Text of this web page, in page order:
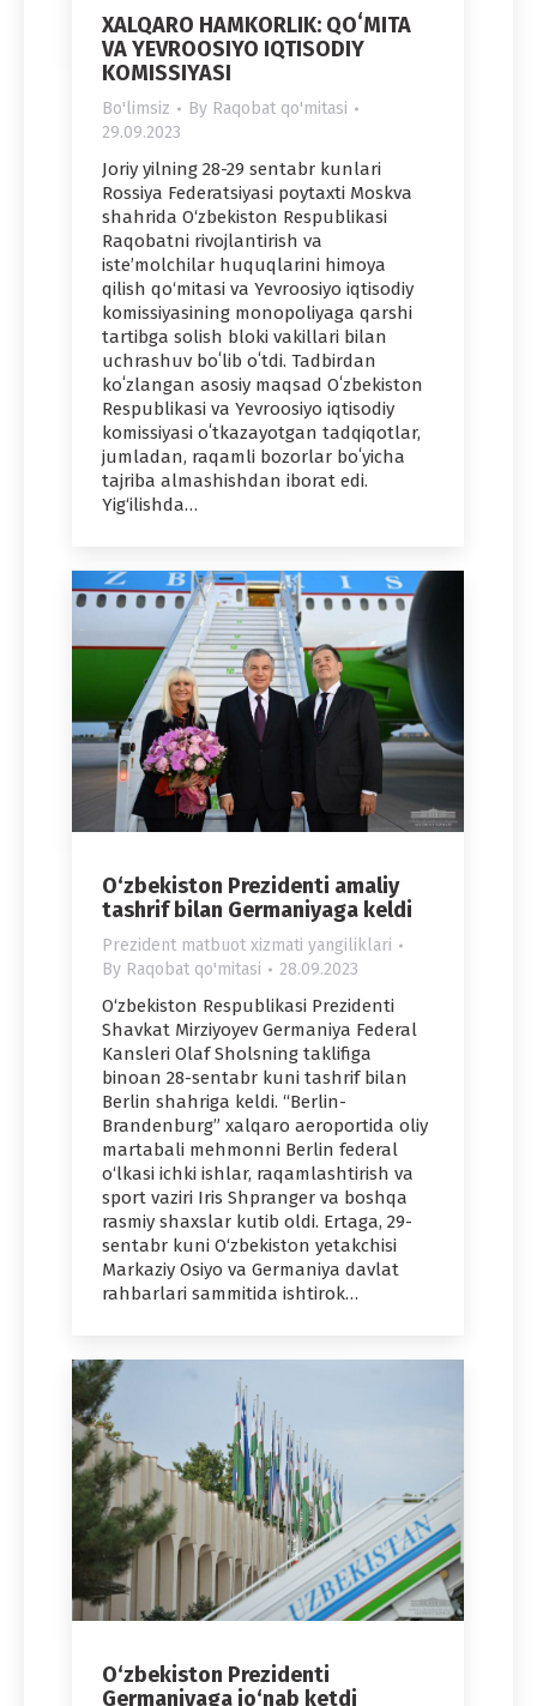
XALQARO HAMKORLIK: QOʻMITA
VA YEVROOSIYO IQTISODIY
KOMISSIYASI
Bo'limsiz By Raqobat qo'mitasi
29.09.2023
Joriy yilning 28-29 sentabr kunlari
Rossiya Federatsiyasi poytaxti Moskva
shahrida O‘zbekiston Respublikasi
Raqobatni rivojlantirish va
iste’molchilar huquqlarini himoya
qilish qo‘mitasi va Yevroosiyo iqtisodiy
komissiyasining monopoliyaga qarshi
tartibga solish bloki vakillari bilan
uchrashuv boʻlib oʻtdi. Tadbirdan
koʻzlangan asosiy maqsad Oʻzbekiston
Respublikasi va Yevroosiyo iqtisodiy
komissiyasi oʻtkazayotgan tadqiqotlar,
jumladan, raqamli bozorlar boʻyicha
tajriba almashishdan iborat edi.
Yig‘ilishda…
O‘zbekiston Prezidenti amaliy
tashrif bilan Germaniyaga keldi
Prezident matbuot xizmati yangiliklari
By Raqobat qo'mitasi 28.09.2023
O‘zbekiston Respublikasi Prezidenti
Shavkat Mirziyoyev Germaniya Federal
Kansleri Olaf Sholsning taklifiga
binoan 28-sentabr kuni tashrif bilan
Berlin shahriga keldi. “Berlin-
Brandenburg” xalqaro aeroportida oliy
martabali mehmonni Berlin federal
o‘lkasi ichki ishlar, raqamlashtirish va
sport vaziri Iris Shpranger va boshqa
rasmiy shaxslar kutib oldi. Ertaga, 29-
sentabr kuni O‘zbekiston yetakchisi
Markaziy Osiyo va Germaniya davlat
rahbarlari sammitida ishtirok…
O‘zbekiston Prezidenti
Germaniyaga jo‘nab ketdi